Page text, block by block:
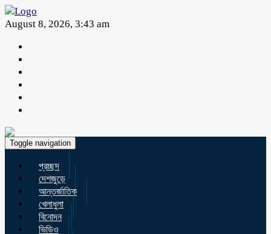
August 8, 2026, 3:43 am
Toggle navigation
প্রচ্ছদ
দেশজুড়ে
আন্তর্জাতিক
খেলাধুলা
বিনোদন
ভিডিও